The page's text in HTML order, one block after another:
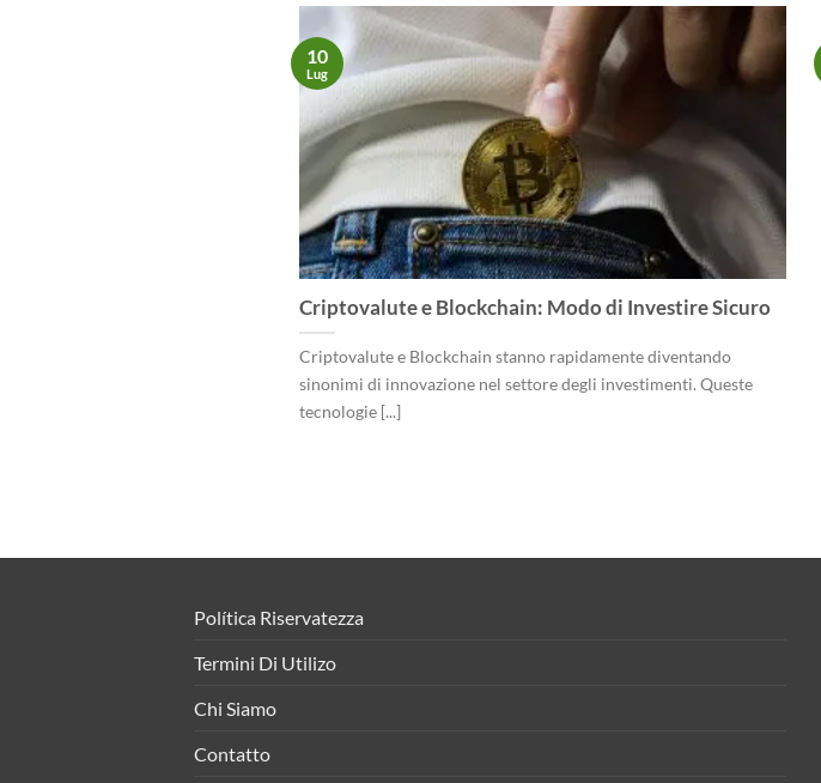
Criptovalute e Blockchain: Modo di Investire Sicuro
Criptovalute e Blockchain stanno rapidamente diventando
sinonimi di innovazione nel settore degli investimenti. Queste
tecnologie [...]
10
Lug
Política Riservatezza
Termini Di Utilizo
Chi Siamo
Contatto